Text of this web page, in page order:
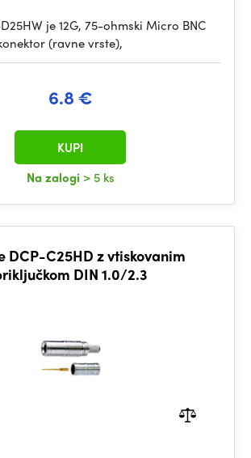
je 12G, 75-ohmski Micro BNC
(ravne vrste),
6.8 €
Na zalogi > 5 ks
KUPI
DCP-C25HD z vtiskovanim
DIN 1.0/2.3